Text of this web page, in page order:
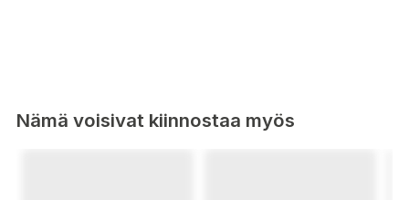
Nämä voisivat kiinnostaa myös